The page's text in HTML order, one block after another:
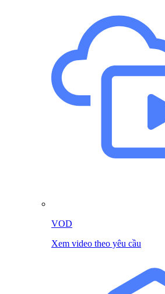
VOD
Xem video theo yêu cầu